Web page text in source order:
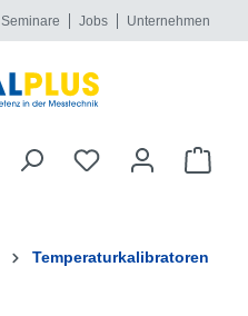
Seminare Jobs Unternehmen
Temperaturkalibratoren